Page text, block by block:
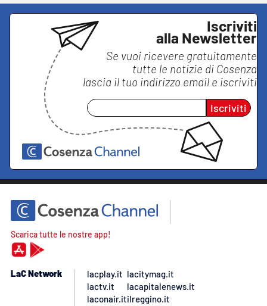
Iscriviti
alla Newsletter
Se vuoi ricevere gratuitamente
tutte le notizie di Cosenza
lascia il tuo indirizzo email e iscriviti
Iscriviti
Scarica tutte le nostre app!
LaC Network
lacplay.it
lactv.it
laconair.it
lacitymag.it
lacapitalenews.it
ilreggino.it